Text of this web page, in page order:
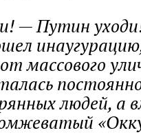
— Путин
массового
людей, а